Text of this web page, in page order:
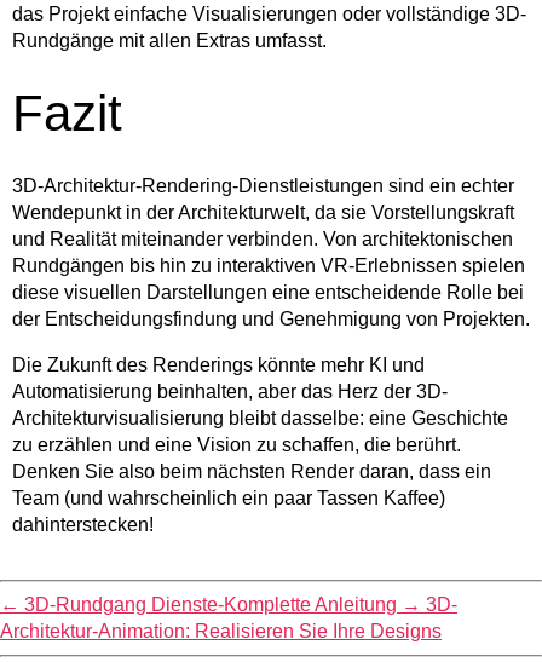
das Projekt einfache Visualisierungen oder vollständige 3D-
Rundgänge mit allen Extras umfasst.
Fazit
3D-Architektur-Rendering-Dienstleistungen sind ein echter
Wendepunkt in der Architekturwelt, da sie Vorstellungskraft
und Realität miteinander verbinden. Von architektonischen
Rundgängen bis hin zu interaktiven VR-Erlebnissen spielen
diese visuellen Darstellungen eine entscheidende Rolle bei
der Entscheidungsfindung und Genehmigung von Projekten.
Die Zukunft des Renderings könnte mehr KI und
Automatisierung beinhalten, aber das Herz der 3D-
Architekturvisualisierung bleibt dasselbe: eine Geschichte
zu erzählen und eine Vision zu schaffen, die berührt.
Denken Sie also beim nächsten Render daran, dass ein
Team (und wahrscheinlich ein paar Tassen Kaffee)
dahinterstecken!
← 3D-Rundgang Dienste-Komplette Anleitung → 3D-
Architektur-Animation: Realisieren Sie Ihre Designs